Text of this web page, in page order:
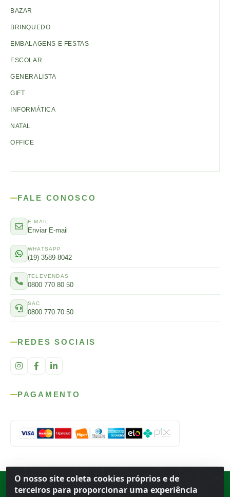
O nosso site coleta cookies próprios e de
terceiros para proporcionar uma experiência
BAZAR
BRINQUEDO
EMBALAGENS E FESTAS
ESCOLAR
GENERALISTA
GIFT
INFORMÁTICA
NATAL
OFFICE
FALE CONOSCO
E-MAIL
Enviar E-mail
WHATSAPP
(19) 3589-8042
TELEVENDAS
0800 770 80 50
SAC
0800 770 70 50
REDES SOCIAIS
PAGAMENTO
Rod. SP-215, s/n, km 98 — Área Rural Porto Ferreira ·BR
· CEP
· CNPJ 56.679.863/0001-91